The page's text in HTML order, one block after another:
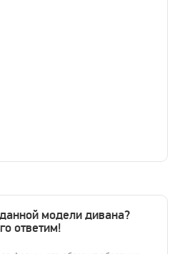
модели дивана?
ответим!